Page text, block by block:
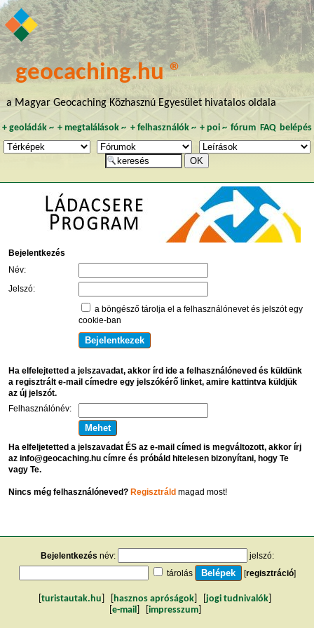
geocaching.hu ®
a Magyar Geocaching Közhasznú Egyesület hivatalos oldala
+ geoládák~ +megtalálások ~ + felhasználók~ + poi~ fórum FAQ belépés
Bejelentkezés
Név:
Jelszó:
a böngésző tárolja el a felhasználónevet és jelszót egy
cookie-ban
Ha elfelejtetted a jelszavadat, akkor írd ide a felhasználóneved és küldünk
a regisztrált e-mail címedre egy jelszókérő linket, amire kattintva küldjük
az új jelszót.
Felhasználónév:
Ha elfeljetetted a jelszavadat ÉS az e-mail címed is megváltozott, akkor írj
az info@geocaching.hu címre és próbáld hitelesen bizonyítani, hogy Te
vagy Te.
Nincs még felhasználóneved? Regisztráldmagad most!
Bejelentkezés név:
jelszó:
tárolás
[regisztráció]
turistautak.hu hasznos apróságok jogi tudnivalók
e-mail impresszum]